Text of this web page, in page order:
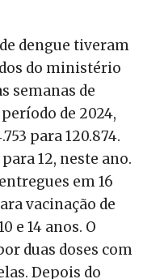
dengue tiveram
do ministério
semanas de
de 2024,
para 120.874.
12, neste ano.
em 16
vacinação de
e 14 anos. O
duas doses com
Depois do